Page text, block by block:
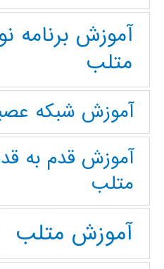
آموزش برنامه
متلب
آموزش شبکه
آموزش قدم به
متلب
آموزش متلب